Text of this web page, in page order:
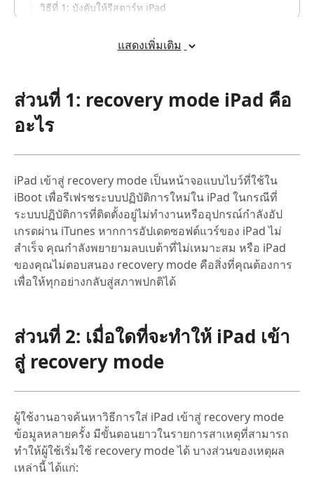
วิธีที่ 1: บังคับให้รีสตาร์ท iPad
วิธีที่ 3: กู้คืน iPad จาก iTunes
แสดงเพิ่มเติม
ส่วนที่ 1: recovery mode iPad คือ
อะไร
iPad เข้าสู่ recovery mode เป็นหน้าจอแบบไบว์ที่ใช้ใน
iBoot เพื่อรีเฟรชระบบปฏิบัติการใหม่ใน iPad ในกรณีที่
ระบบปฏิบัติการที่ติดตั้งอยู่ไม่ทำงานหรืออุปกรณ์กำลังอัป
เกรดผ่าน iTunes หากการอัปเดตซอฟต์แวร์ของ iPad ไม่
สำเร็จ คุณกำลังพยายามลบเบต้าที่ไม่เหมาะสม หรือ iPad
ของคุณไม่ตอบสนอง recovery mode คือสิ่งที่คุณต้องการ
เพื่อให้ทุกอย่างกลับสู่สภาพปกติได้
ส่วนที่ 2: เมื่อใดที่จะทำให้ iPad เข้า
สู่ recovery mode
ผู้ใช้งานอาจค้นหาวิธีการใส่ iPad เข้าสู่ recovery mode
ข้อมูลหลายครั้ง มีขั้นตอนยาวในรายการสาเหตุที่สามารถ
ทำให้ผู้ใช้เริ่มใช้ recovery mode ได้ บางส่วนของเหตุผล
เหล่านี้ ได้แก่: